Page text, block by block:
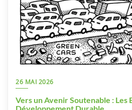
26 MAI 2026
Vers un Avenir Soutenable : Les